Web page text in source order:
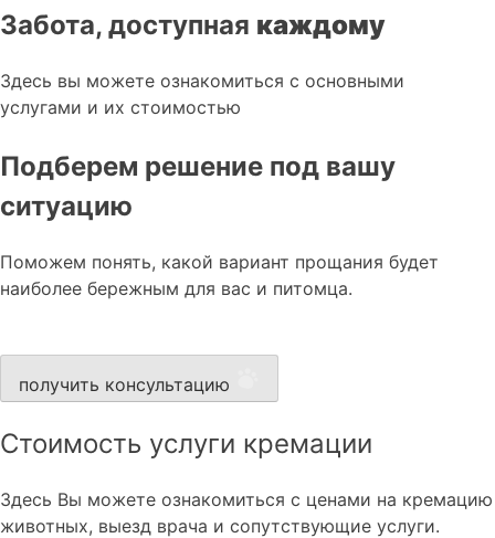
Забота, доступная каждому
Здесь вы можете ознакомиться с основными
услугами и их стоимостью
Подберем решение под вашу
ситуацию
Поможем понять, какой вариант прощания будет
наиболее бережным для вас и питомца.
получить консультацию
Стоимость услуги кремации
Здесь Вы можете ознакомиться с ценами на кремацию
животных, выезд врача и сопутствующие услуги.